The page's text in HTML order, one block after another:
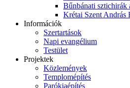
Bűnbánati sztichirák
Krétai Szent András
Információk
Szertartások
Napi evangélium
Testület
Projektek
Közlemények
Templomépítés
Parókiaépítés